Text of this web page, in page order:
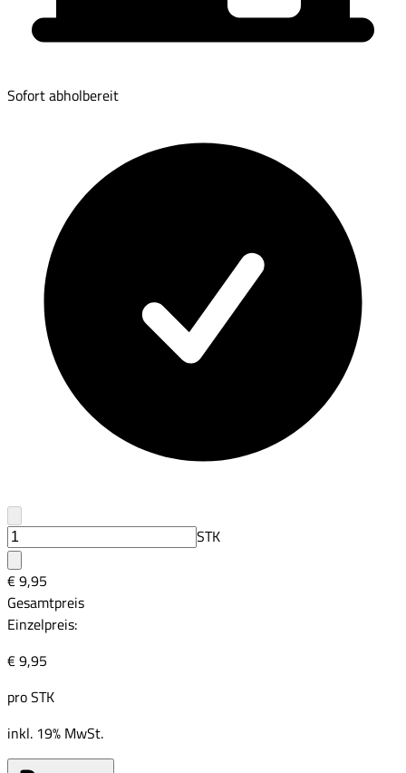
Sofort abholbereit
STK
€ 9,95
Gesamtpreis
Einzelpreis:
€ 9,95
proSTK
inkl. 19% MwSt.